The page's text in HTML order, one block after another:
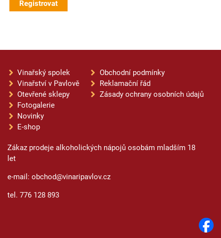
Vinařský spolek
Vinařství v Pavlově
Otevřené sklepy
Fotogalerie
Novinky
E-shop
Obchodní podmínky
Reklamační řád
Zásady ochrany osobních údajů
Zákaz prodeje alkoholických nápojů osobám mladším 18
let
e-mail: obchod@vinaripavlov.cz
tel. 776 128 893